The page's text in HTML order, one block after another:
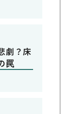
劇？床
罠